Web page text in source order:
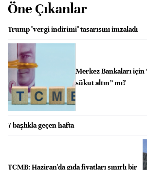
Öne Çıkanlar
Trump "vergi indirimi" tasarısını imzaladı
Merkez Bankaları için
sükut altın” mı?
7 başlıkla geçen hafta
TCMB: Haziran'da gıda fiyatları sınırlı bir